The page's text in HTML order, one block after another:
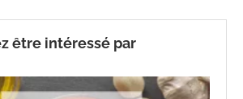
être intéressé par